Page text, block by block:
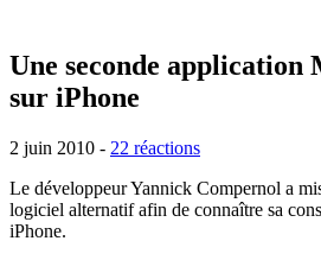
Une seconde application
sur iPhone
2 juin 2010 - 22 réactions
Le développeur Yannick Compernol a
logiciel alternatif afin de connaître sa
iPhone.